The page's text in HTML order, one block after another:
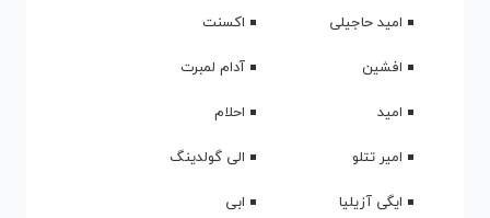
امید حاجیلی
اکسنت
افشین
آدام لمبرت
امید
احلام
امیر تتلو
الی گولدینگ
ایگی آزیلیا
ابی